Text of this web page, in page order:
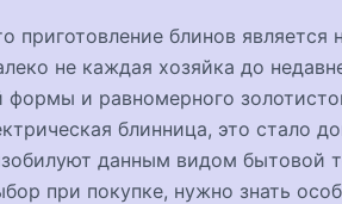
приготовление блинов
не каждая хозяйка до
формы и равномерного
блинница, это стало
данным видом бытовой
при покупке, нужно знать